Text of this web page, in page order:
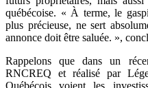
québécoise. « À terme, le
plus précieuse, ne sert
annonce doit être saluée. »,
Rappelons que dans un
RNCREQ et réalisé par